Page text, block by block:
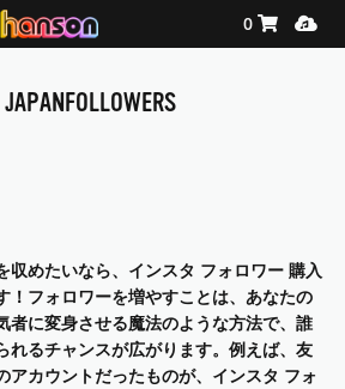
Shopping
0
JAPANFOLLOWERS
収めたいなら、インスタ フォロワー 購入
！フォロワーを増やすことは、あなたの
者に変身させる魔法のような方法で、誰
れるチャンスが広がります。例えば、友
アカウントだったものが、インスタ フォ